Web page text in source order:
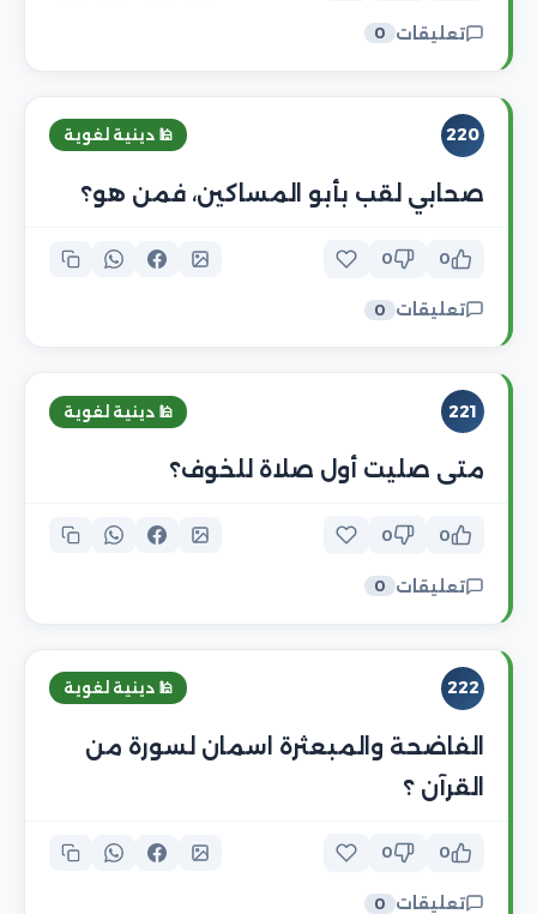
تعليقات 0
220 🕌 دينية لغوية
صحابي لقب بأبو المساكين، فمن هو؟
0
0
تعليقات 0
221 🕌 دينية لغوية
متى صليت أول صلاة للخوف؟
0
0
تعليقات 0
222 🕌 دينية لغوية
الفاضحة والمبعثرة اسمان لسورة من
القرآن ؟
0
0
تعليقات 0